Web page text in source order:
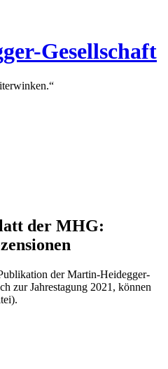
Gesellschaft
der MHG:
der Martin-Heidegger-
zur Jahrestagung 2021, können